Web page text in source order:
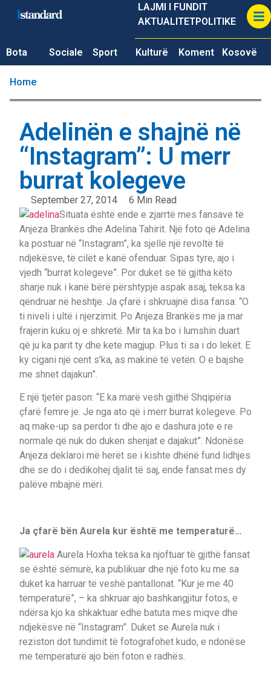
LAJMI I FUNDIT
AKTUALITETPOLITIKE
Bota Sociale Sport Kulturë Koment Kosovë
Home
Adelinën e shajnë në
“Instagram”: U merr
burrat kolegeve
September 27, 2014
6 Min Read
Situata është ende e zjarrtë mes fansave të
Anjeza Brankës dhe Adelina Tahirit. Një foto që Adelina
ka postuar në “Instagram”, ka sjellë një revoltë të
ndjekësve, të cilët e kanë ofenduar. Sipas tyre, ajo i
vjedh “burrat kolegeve”. Por duket se të gjitha këto
sharje nuk i kanë bërë përshtypje aspak asaj, teksa ka
qëndruar në heshtje. Ja çfarë i shkruajnë disa fansa: “O
ti niveli i ultë i njerzimit. Po Anjeza Brankës me ja mar
frajerin kuku oj e shkretë. Mir ta ka bo i lumshin duart
që ju ka parit ty dhe kete magjup. Plus ti sa i do lekët. E
ky cigani një cent s’ka, as makinë të vetën. O e bajshe
me shnet dajakun”.
E një tjetër pason: “E ka marë vesh gjithë Shqipëria
çfarë femre je. Je nga ato që i merr burrat kolegeve. Po
aq make-up sa perdor ti dhe ajo e dashura jote e re
normale që nuk do duken shenjat e dajakut”. Ndonëse
Anjeza deklaroi më herët se i kishte dhënë fund lidhjes
dhe se do i dedikohej djalit të saj, ende fansat mes dy
palëve mbajnë mëri.
Ja çfarë bën Aurela kur është me temperaturë…
Aurela Hoxha teksa ka njoftuar të gjithë fansat
se është sëmurë, ka publikuar dhe një foto ku me sa
duket ka harruar të veshë pantallonat. “Kur je me 40
temperaturë”, – ka shkruar ajo bashkangjitur fotos, e
ndërsa kjo ka shkaktuar edhe batuta mes miqve dhe
ndjekësve në “Instagram”. Duket se Aurela nuk i
reziston dot tundimit të fotografohet kudo, e ndonëse
me temperaturë ajo bën foton e radhës.